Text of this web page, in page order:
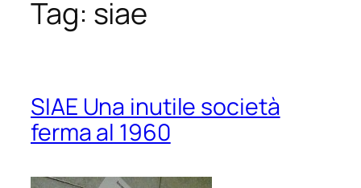
Tag: siae
SIAE Una inutile società
ferma al 1960